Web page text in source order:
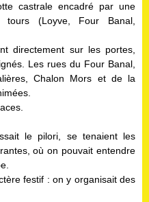
castrale encadré par une
(Loyve, Four Banal,
directement sur les portes,
Les rues du Four Banal,
Chalon Mors et de la
le pilori, se tenaient les
où on pouvait entendre
festif : on y organisait des